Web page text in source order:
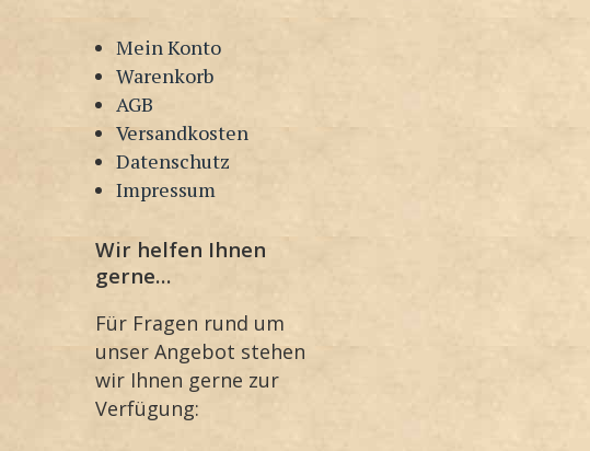
Mein Konto
Warenkorb
AGB
Versandkosten
Datenschutz
Impressum
Wir helfen Ihnen
gerne…
Für Fragen rund um
unser Angebot stehen
wir Ihnen gerne zur
Verfügung: